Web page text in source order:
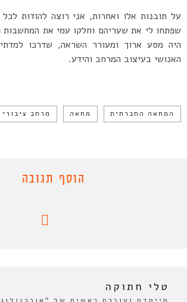
על תובנות אלו ואחרות, אני רוצה להודות לכל
שפתחו לי את שעריהם וחלקו עמי את המחשבות
היה מסע ארוך ומעורר השראה, שדרכו
האנושי בעיצוב המרחב והידע.
המחאה החברתית מחאה מרחב ציבורי
הוסף תגובה
טלי חתוקה